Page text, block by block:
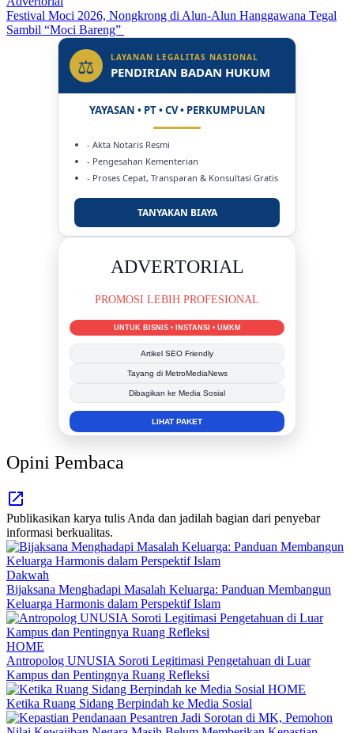
Festival Moci 2026, Nongkrong di Alun-Alun Hanggawana Tegal
Sambil “Moci Bareng”
⚖ LAYANAN LEGALITAS NASIONAL
PENDIRIAN BADAN HUKUM
YAYASAN • PT • CV • PERKUMPULAN
- Akta Notaris Resmi
- Pengesahan Kementerian
- Proses Cepat, Transparan & Konsultasi Gratis
TANYAKAN BIAYA
DUKUNG KAMI
BERSAMA METROMEDIANEWS.CO
MEDIA INFORMASI TERPERCAYA
Publikasi Kegiatan
Berita Promosi
Tingkatkan Branding Anda
INFO SELENGKAPNYA
Opini Pembaca
Publikasikan karya tulis Anda dan jadilah bagian dari penyebar
informasi berkualitas.
Dakwah
Bijaksana Menghadapi Masalah Keluarga: Panduan Membangun
Keluarga Harmonis dalam Perspektif Islam
HOME
Antropolog UNUSIA Soroti Legitimasi Pengetahuan di Luar
Kampus dan Pentingnya Ruang Refleksi
HOME
Ketika Ruang Sidang Berpindah ke Media Sosial